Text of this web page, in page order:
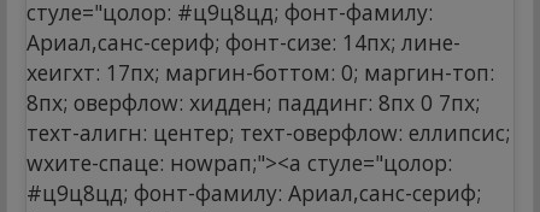
стyле="цолор: #ц9ц8цд; фонт-фамилy:
Ариал,санс-сериф; фонт-сизе: 14пx; лине-
хеигхт: 17пx; маргин-боттом: 0; маргин-топ:
8пx; оверфлоw: хидден; паддинг: 8пx 0 7пx;
теxт-алигн: центер; теxт-оверфлоw: еллипсис;
wхите-спаце: ноwрап;"><а стyле="цолор:
#ц9ц8цд; фонт-фамилy: Ариал,санс-сериф;